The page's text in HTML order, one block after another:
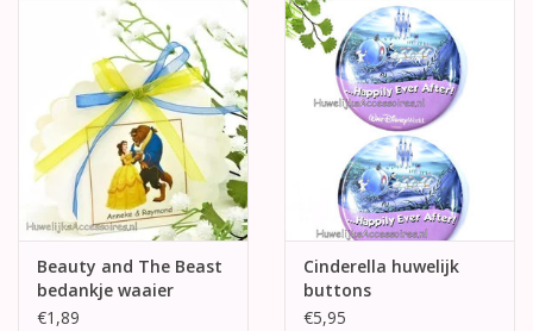
Beauty and The Beast
bedankje waaier
doosje
€1,89
Cinderella huwelijk
buttons
€5,95